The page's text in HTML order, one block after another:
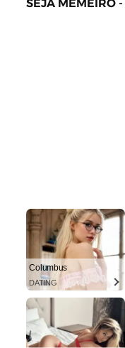
SEJA MEMEIRO
Columbus
DATING